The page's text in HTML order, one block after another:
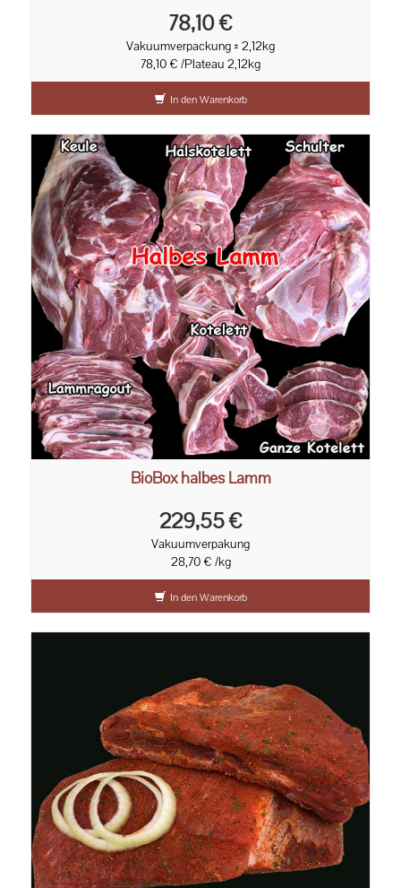
78,10 €
Vakuumverpackung ± 2,12kg
78,10 € /Plateau 2,12kg
In den Warenkorb
BioBox halbes Lamm
229,55 €
Vakuumverpakung
28,70 € /kg
In den Warenkorb